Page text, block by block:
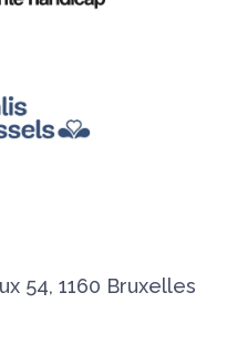
54, 1160 Bruxelles